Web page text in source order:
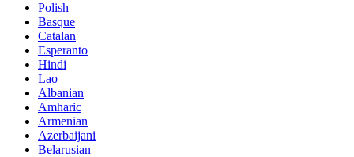
Polish
Basque
Catalan
Esperanto
Hindi
Lao
Albanian
Amharic
Armenian
Azerbaijani
Belarusian